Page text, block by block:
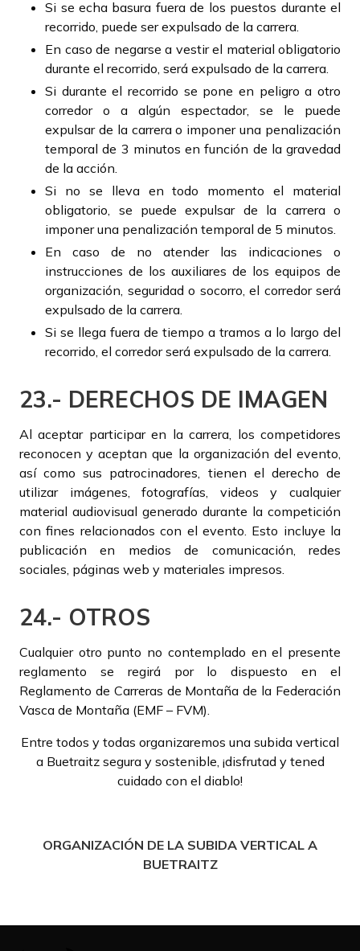
Si se echa basura fuera de los puestos durante el
recorrido, puede ser expulsado de la carrera.
En caso de negarse a vestir el material obligatorio
durante el recorrido, será expulsado de la carrera.
Si durante el recorrido se pone en peligro a otro
corredor o a algún espectador, se le puede
expulsar de la carrera o imponer una penalización
temporal de 3 minutos en función de la gravedad
de la acción.
Si no se lleva en todo momento el material
obligatorio, se puede expulsar de la carrera o
imponer una penalización temporal de 5 minutos.
En caso de no atender las indicaciones o
instrucciones de los auxiliares de los equipos de
organización, seguridad o socorro, el corredor será
expulsado de la carrera.
Si se llega fuera de tiempo a tramos a lo largo del
recorrido, el corredor será expulsado de la carrera.
23.- DERECHOS DE IMAGEN
Al aceptar participar en la carrera, los competidores
reconocen y aceptan que la organización del evento,
así como sus patrocinadores, tienen el derecho de
utilizar imágenes, fotografías, videos y cualquier
material audiovisual generado durante la competición
con fines relacionados con el evento. Esto incluye la
publicación en medios de comunicación, redes
sociales, páginas web y materiales impresos.
24.- OTROS
Cualquier otro punto no contemplado en el presente
reglamento se regirá por lo dispuesto en el
Reglamento de Carreras de Montaña de la Federación
Vasca de Montaña (EMF – FVM).
Entre todos y todas organizaremos una subida vertical
a Buetraitz segura y sostenible, ¡disfrutad y tened
cuidado con el diablo!
ORGANIZACIÓN DE LA SUBIDA VERTICAL A
BUETRAITZ